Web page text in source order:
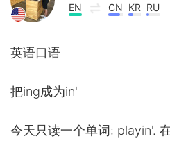
EN CN KR RU
英语口语
把ing成为in'
今天只读一个单词: playin'.